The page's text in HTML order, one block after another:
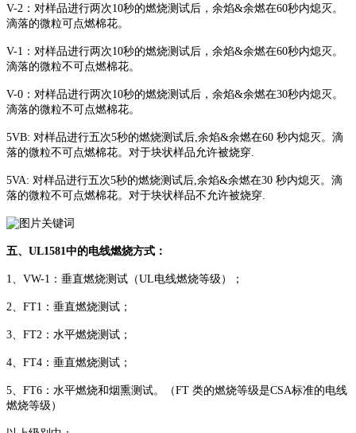
V-2：对样品进行两次10秒的燃烧测试后，余焰&余燃在60秒内熄灭。
滴落的微粒可点燃棉花。
V-1：对样品进行两次10秒的燃烧测试后，余焰&余燃在60秒内熄灭。
滴落的微粒不可点燃棉花。
V-0：对样品进行两次10秒的燃烧测试后，余焰&余燃在30秒内熄灭。
滴落的微粒不可点燃棉花。
5VB: 对样品进行五次5秒的燃烧测试后,余焰&余燃在60 秒内熄灭。滴
落的微粒不可点燃棉花。对于块状样品允许被烧穿.
5VA: 对样品进行五次5秒的燃烧测试后,余焰&余燃在30 秒内熄灭。滴
落的微粒不可点燃棉花。对于块状样品不允许被烧穿.
五、UL1581中的电线燃烧方式：
1、VW-1：垂直燃烧测试（UL电线燃烧等级）；
2、FT1：垂直燃烧测试；
3、FT2：水平燃烧测试；
4、FT4：垂直燃烧测试；
5、FT6：水平燃烧和烟熏测试。（FT 类的燃烧等级是CSA标准的电线
燃烧等级）